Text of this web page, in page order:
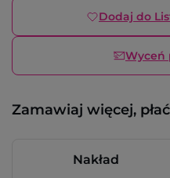
Dodaj do
Wyceń
Zamawiaj więcej,
Nakład